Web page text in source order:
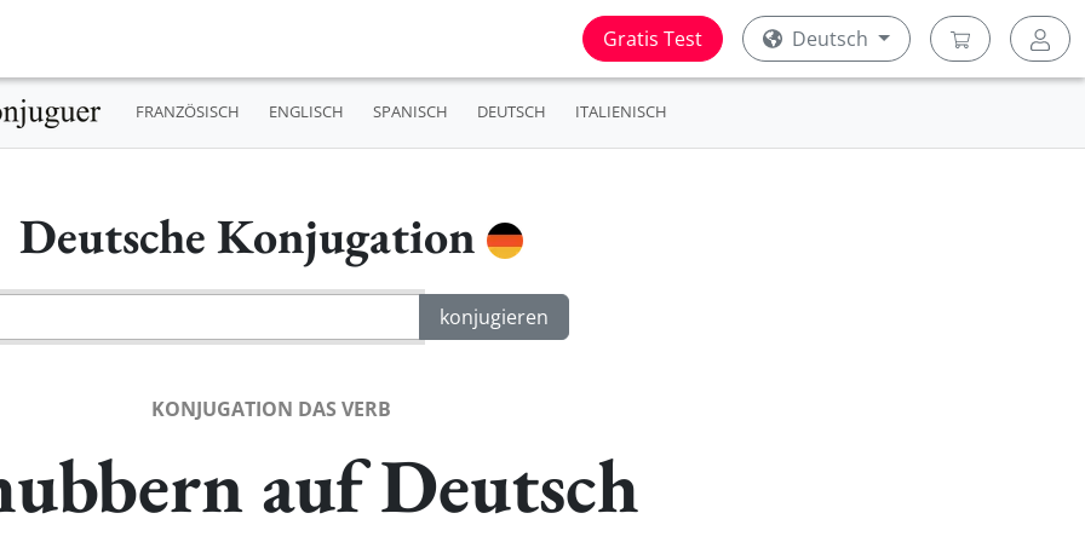
Gratis Test Deutsch
FRANZÖSISCH ENGLISCH SPANISCH DEUTSCH ITALIENISCH
Deutsche Konjugation
KONJUGATION DAS VERB
auf Deutsch